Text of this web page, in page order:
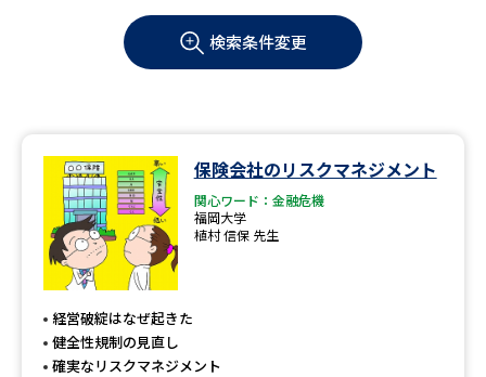
学部・学科パンフ
過去問題集
大学・短大以外の資料から請求
専門学校の資料請求
留学・進学関連、塾・予備校
検索条件変更
保険会社のリスクマネジメント
関心ワード：金融危機
福岡大学
植村 信保 先生
経営破綻はなぜ起きた
健全性規制の見直し
確実なリスクマネジメント